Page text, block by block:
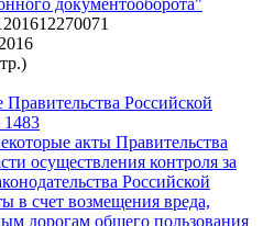
документооборота"
Российской
акты Правительства
осуществления контроля за
Российской
в счет возмещения вреда,
дорогам общего пользования